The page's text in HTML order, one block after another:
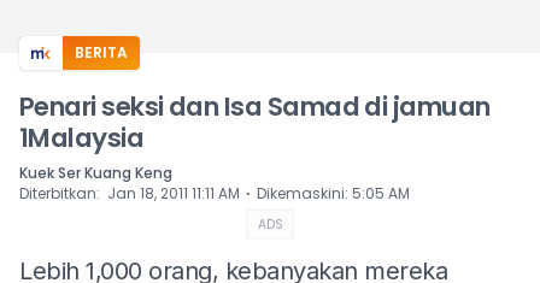
BERITA
Penari seksi dan Isa Samad di jamuan
1Malaysia
Kuek Ser Kuang Keng
Diterbitkan: Jan 18, 2011 11:11 AM ⋅ Dikemaskini: 5:05 AM
ADS
Lebih 1,000 orang, kebanyakan mereka